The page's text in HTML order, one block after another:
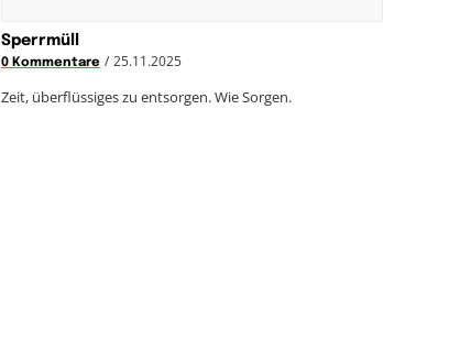
Sperrmüll
0 Kommentare / 25.11.2025
Zeit, überflüssiges zu entsorgen. Wie Sorgen.